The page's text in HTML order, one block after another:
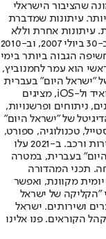
שהציבור הישראלי
יותר. עיתונות שמדברת
עיתונות אחרת וללא
תשלום. המהדורה המודפסת הראשונה פורסמה ב-30 ביולי 2007, וב-2010
הגבוה ביותר בימי
הוא עמר לחמנוביץ,
"ישראל היום" בעברית
ובאנגלית, כמו כן היישומונים (אפליקציות) לאנדרואיד ול-iOS, מציגים
ניתוחים ופרשנויות,
של "ישראל היום"
טכנולוגיה, ספורט,
כלכלה וצרכנות, בריאות, חיילים, אוכל, יהדות, תיירות ורכב. ב-2021 עלו
בעברית, במטרה
תכני המהדורה
מקוונת, ואפשר
"הקליקה של ישראל
ושירותים. ישראל
הקוראים. פנו אלינו